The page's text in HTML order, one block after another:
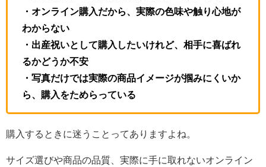
・オンライン購入だから、実際の色味や触り心地が
わからない
・出産祝いとして購入したいけれど、相手に喜ばれ
るかどうか不安
・写真だけでは実際の商品イメージが掴みにくいか
ら、購入をためらっている
購入するときに迷うことってありますよね。
サイズ選びや商品の品質、実際に手に取れないオンライン